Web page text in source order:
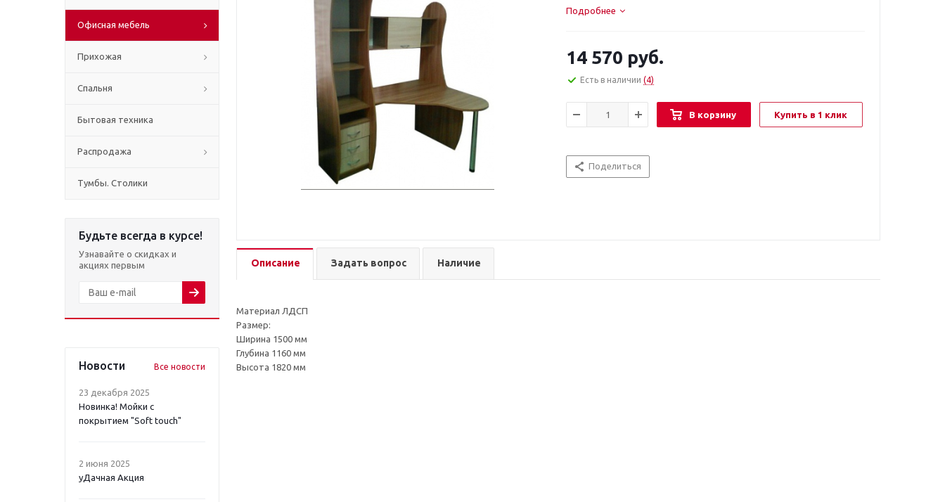
Офисная мебель
Прихожая
Спальня
Бытовая техника
Распродажа
Тумбы. Столики
Будьте всегда в курсе!
Узнавайте о скидках и
акциях первым
Новости Все новости
23 декабря 2025
Новинка! Мойки с
покрытием "Soft touch"
2 июня 2025
уДачная Акция
Подробнее
14 570 руб.
Есть в наличии (4)
В корзину Купить в 1 клик
Поделиться
Описание Задать вопрос Наличие
Материал ЛДСП
Размер:
Ширина 1500 мм
Глубина 1160 мм
Высота 1820 мм